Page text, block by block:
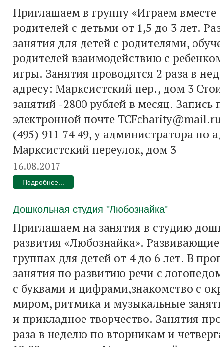
Приглашаем в группу «Играем
родителей с детьми от 1,5 до 3 лет.
занятия для детей с родителями,
родителей взаимодействию с
игры. Занятия проводятся 2 раза в
адресу: Марксистский пер., дом 3
занятий -2800 рублей в месяц. Запись
электронной почте
(495) 911 74 49, у администратора по
Марксистский переулок, дом 3
16.08.2017
Подробнее...
Дошкольная студия "Любознайка"
Приглашаем на занятия в студию
развития «Любознайка».
группах для детей от 4 до 6 лет. В
занятия по развитию речи с
с буквами и цифрами,знакомство с
миром, ритмика и музыкальные
и прикладное творчество. Занятия
раза в неделю по вторникам и